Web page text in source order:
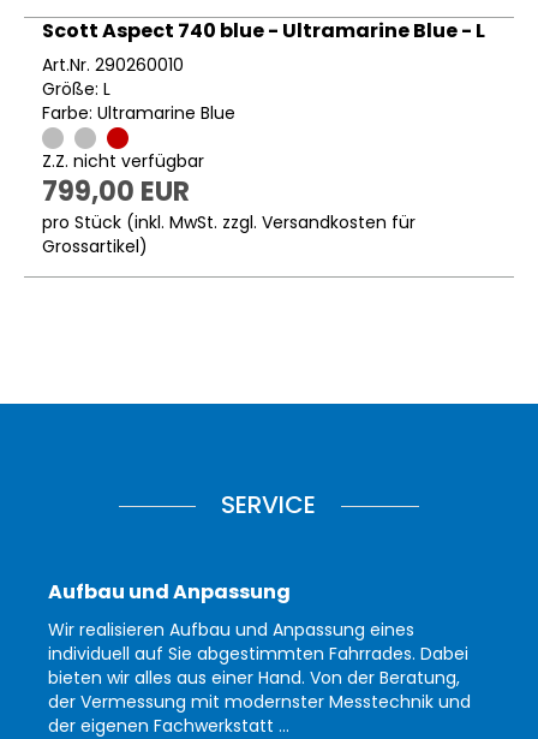
Scott Aspect 740 blue - Ultramarine Blue - L
Art.Nr. 290260010
Größe: L
Farbe: Ultramarine Blue
Z.Z. nicht verfügbar
799,00 EUR
pro Stück (inkl. MwSt. zzgl. Versandkosten für
Grossartikel)
SERVICE
Aufbau und Anpassung
Wir realisieren Aufbau und Anpassung eines
individuell auf Sie abgestimmten Fahrrades. Dabei
bieten wir alles aus einer Hand. Von der Beratung,
der Vermessung mit modernster Messtechnik und
der eigenen Fachwerkstatt ...